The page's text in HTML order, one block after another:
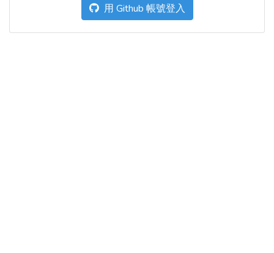
用 Github 帳號登入